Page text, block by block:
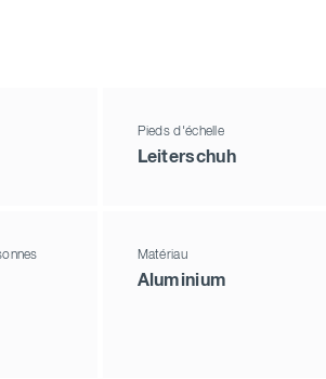
Pieds d'échelle
Leiterschuh
Matériau
Aluminium